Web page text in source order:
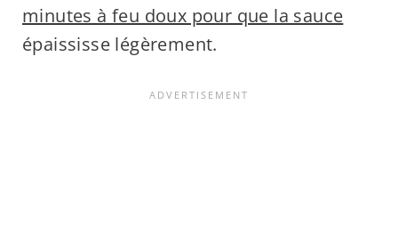
minutes à feu doux pour que la sauce
épaississe légèrement.